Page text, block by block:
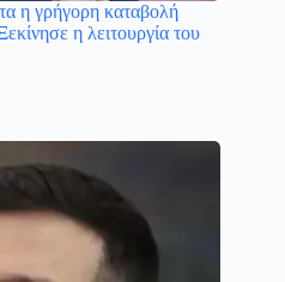
η γρήγορη καταβολή
η λειτουργία του